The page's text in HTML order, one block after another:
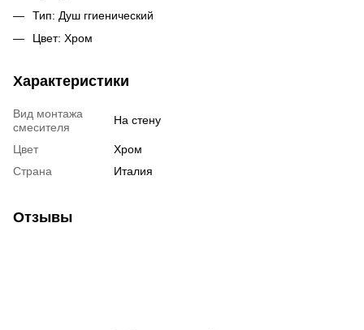
Тип: Душ ггиенический
Цвет: Хром
Характеристики
Вид монтажа
смесителя
На стену
Цвет
Хром
Страна
Италия
Отзывы